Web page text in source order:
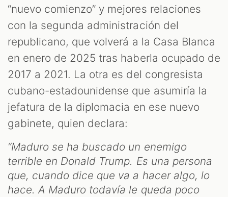
“nuevo comienzo” y mejores relaciones
con la segunda administración del
republicano, que volverá a la Casa Blanca
en enero de 2025 tras haberla ocupado de
2017 a 2021. La otra es del congresista
cubano-estadounidense que asumiría la
jefatura de la diplomacia en ese nuevo
gabinete, quien declara:
“Maduro se ha buscado un enemigo
terrible en Donald Trump. Es una persona
que, cuando dice que va a hacer algo, lo
hace. A Maduro todavía le queda poco